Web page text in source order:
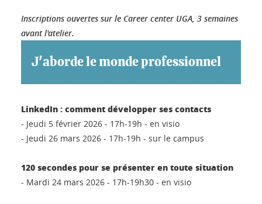
Inscriptions ouvertes sur le Career center UGA, 3 semaines
avant l'atelier.
J'aborde le monde professionnel
LinkedIn : comment développer ses contacts
- Jeudi 5 février 2026 - 17h-19h - en visio
- Jeudi 26 mars 2026 - 17h-19h - sur le campus
120 secondes pour se présenter en toute situation
- Mardi 24 mars 2026 - 17h-19h30 - en visio